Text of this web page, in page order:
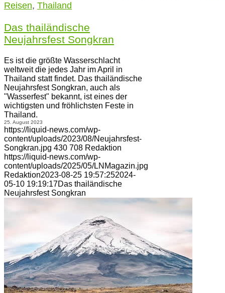
Reisen, Thailand
Das thailändische
Neujahrsfest Songkran
Es ist die größte Wasserschlacht
weltweit die jedes Jahr im April in
Thailand statt findet. Das thailändische
Neujahrsfest Songkran, auch als
"Wasserfest" bekannt, ist eines der
wichtigsten und fröhlichsten Feste in
Thailand.
25. August 2023
https://liquid-news.com/wp-
content/uploads/2023/08/Neujahrsfest-
Songkran.jpg 430 708 Redaktion
https://liquid-news.com/wp-
content/uploads/2025/05/LNMagazin.jpg
Redaktion2023-08-25 19:57:252024-
05-10 19:19:17Das thailändische
Neujahrsfest Songkran